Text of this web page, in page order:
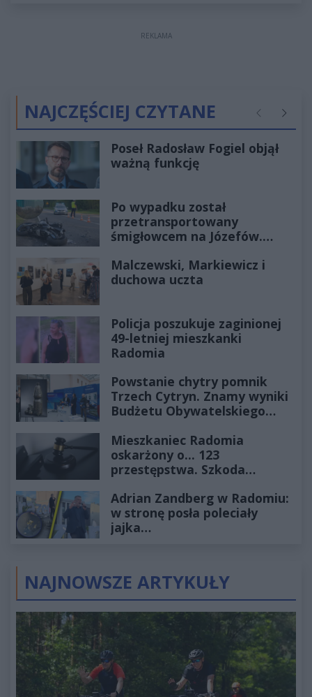
REKLAMA
NAJCZĘŚCIEJ CZYTANE Poprzednie
Poseł Radosław Fogiel objął
ważną funkcję
Po wypadku został
przetransportowany
śmigłowcem na Józefów.
Malczewski, Markiewicz i
duchowa uczta
Policja poszukuje zaginionej
49-letniej mieszkanki
Radomia
Powstanie chytry pomnik
Trzech Cytryn. Znamy wyniki
Budżetu Obywatelskiego
Mieszkaniec Radomia
oskarżony o... 123
przestępstwa. Szkoda
złotych
Adrian Zandberg w Radomiu:
w stronę posła poleciały
jajka…
NAJNOWSZE ARTYKUŁY